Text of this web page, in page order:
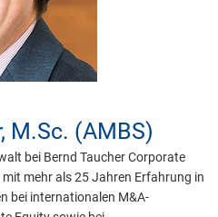
M.Sc. (AMBS)
bei Bernd Taucher Corporate
mehr als 25 Jahren Erfahrung in
bei internationalen M&A-